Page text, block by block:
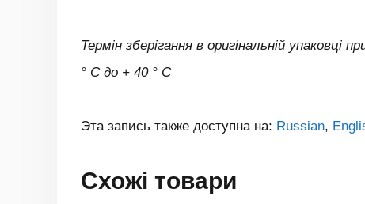
Термін зберігання в оригінальній упаковці
° C до + 40 ° C
Эта запись также доступна на: Russian
Схожі товари